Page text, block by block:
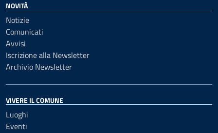
NOVITÀ
Notizie
Comunicati
Avvisi
Iscrizione alla Newsletter
Archivio Newsletter
VIVERE IL COMUNE
Luoghi
Eventi